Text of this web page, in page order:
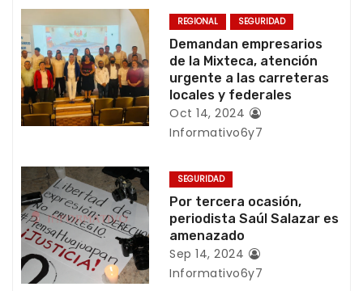
d
e
e
n
t
r
a
d
REGIONAL SEGURIDAD
Demandan empresarios
de la Mixteca, atención
urgente a las carreteras
locales y federales
Oct 14, 2024
Informativo6y7
SEGURIDAD
Por tercera ocasión,
periodista Saúl Salazar es
amenazado
Sep 14, 2024
Informativo6y7